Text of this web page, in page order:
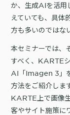
Action
クリエイティブ作成
シナリオテンプレート
広告配信最適化
広告ダッシュボード
広告媒体へデータ連携
PaaS
WOWOWはユーザ
ニケーションを実現
スペック
か、生成AIを活用
えていても、具体
方も多いのではな
本セミナーでは、
すべく、KARTE
AI「Imagen 3」
方法をご紹介します
KARTE上で画像
客やサイト施策に